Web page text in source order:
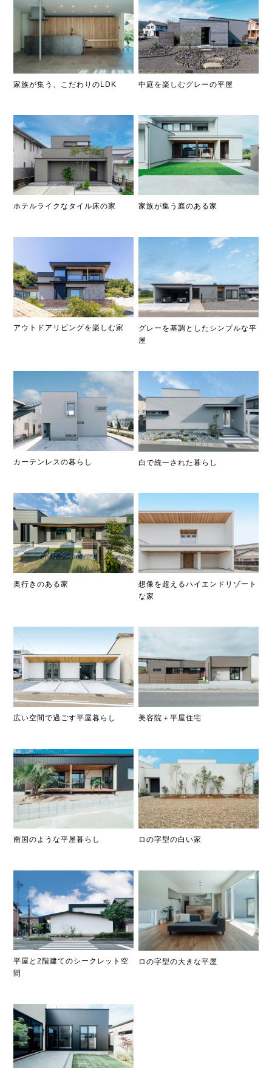
家族が集う、こだわりのLDK 中庭を楽しむグレーの平屋
ホテルライクなタイル床の家 家族が集う庭のある家
アウトドアリビングを楽しむ家
グレーを基調としたシンプルな平
屋
カーテンレスの暮らし 白で統一された暮らし
奥行きのある家
想像を超えるハイエンドリゾート
な家
広い空間で過ごす平屋暮らし 美容院＋平屋住宅
南国のような平屋暮らし ロの字型の白い家
平屋と2階建てのシークレット空
間
ロの字型の大きな平屋